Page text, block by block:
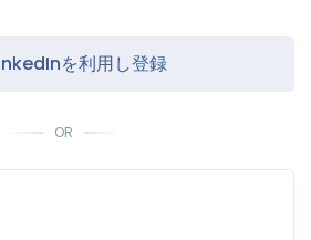
を利用し登録
OR